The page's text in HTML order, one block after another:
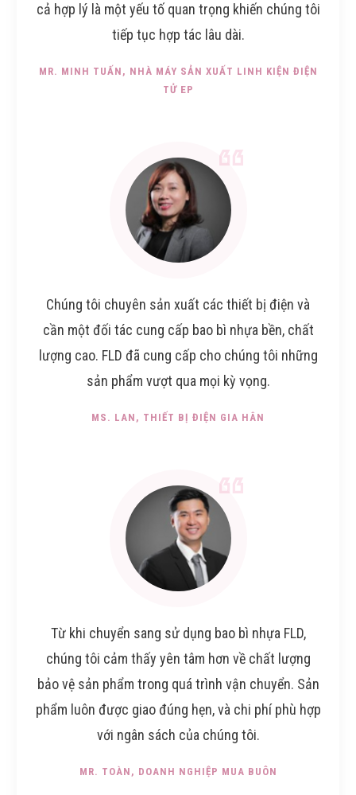
cả hợp lý là một yếu tố quan trọng khiến chúng tôi
tiếp tục hợp tác lâu dài.
MR. MINH TUẤN , NHÀ MÁY SẢN XUẤT LINH KIỆN ĐIỆN
TỬ EP
Chúng tôi chuyên sản xuất các thiết bị điện và
cần một đối tác cung cấp bao bì nhựa bền, chất
lượng cao. FLD đã cung cấp cho chúng tôi những
sản phẩm vượt qua mọi kỳ vọng.
MS. LAN , THIẾT BỊ ĐIỆN GIA HÂN
Từ khi chuyển sang sử dụng bao bì nhựa FLD,
chúng tôi cảm thấy yên tâm hơn về chất lượng
bảo vệ sản phẩm trong quá trình vận chuyển. Sản
phẩm luôn được giao đúng hẹn, và chi phí phù hợp
với ngân sách của chúng tôi.
MR. TOÀN , DOANH NGHIỆP MUA BUÔN